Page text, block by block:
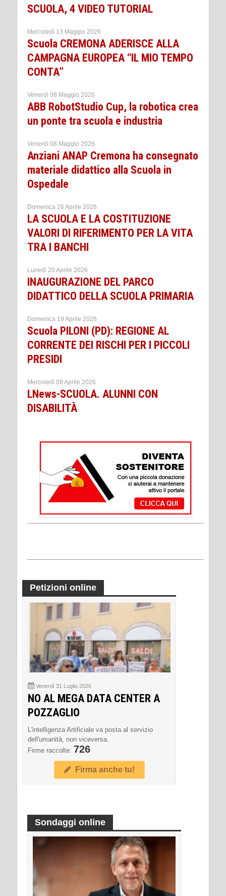
SCUOLA, 4 VIDEO TUTORIAL
Mercoledì 13 Maggio 2026
Scuola CREMONA ADERISCE ALLA
CAMPAGNA EUROPEA “IL MIO TEMPO
CONTA”
Venerdì 08 Maggio 2026
ABB RobotStudio Cup, la robotica crea
un ponte tra scuola e industria
Venerdì 08 Maggio 2026
Anziani ANAP Cremona ha consegnato
materiale didattico alla Scuola in
Ospedale
Domenica 26 Aprile 2026
LA SCUOLA E LA COSTITUZIONE
VALORI DI RIFERIMENTO PER LA VITA
TRA I BANCHI
Lunedì 20 Aprile 2026
INAUGURAZIONE DEL PARCO
DIDATTICO DELLA SCUOLA PRIMARIA
Domenica 19 Aprile 2026
Scuola PILONI (PD): REGIONE AL
CORRENTE DEI RISCHI PER I PICCOLI
PRESIDI
Mercoledì 08 Aprile 2026
LNews-SCUOLA. ALUNNI CON
DISABILITÀ
Petizioni online
Venerdì 31 Luglio 2026
NO AL MEGA DATA CENTER A
POZZAGLIO
L'intelligenza Artificiale va posta al servizio
dell'umanità, non viceversa.
Firme raccolte: 726
Firma anche tu!
Sondaggi online